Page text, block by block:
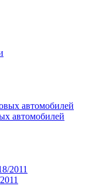
автомобилей